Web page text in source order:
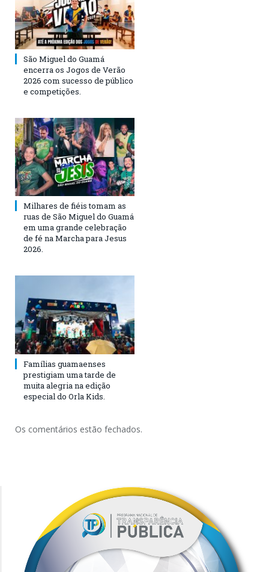
São Miguel do Guamá
encerra os Jogos de Verão
2026 com sucesso de público
e competições.
Milhares de fiéis tomam as
ruas de São Miguel do Guamá
em uma grande celebração
de fé na Marcha para Jesus
2026.
Famílias guamaenses
prestigiam uma tarde de
muita alegria na edição
especial do Orla Kids.
Os comentários estão fechados.